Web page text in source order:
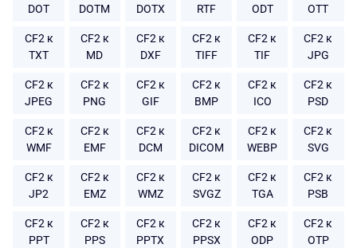
DOT
DOTM
DOTX
RTF
ODT
OTT
CF2 к
TXT
CF2 к
MD
CF2 к
DXF
CF2 к
TIFF
CF2 к
TIF
CF2 к
JPG
CF2 к
JPEG
CF2 к
PNG
CF2 к
GIF
CF2 к
BMP
CF2 к
ICO
CF2 к
PSD
CF2 к
WMF
CF2 к
EMF
CF2 к
DCM
CF2 к
DICOM
CF2 к
WEBP
CF2 к
SVG
CF2 к
JP2
CF2 к
EMZ
CF2 к
WMZ
CF2 к
SVGZ
CF2 к
TGA
CF2 к
PSB
CF2 к
PPT
CF2 к
PPS
CF2 к
PPTX
CF2 к
PPSX
CF2 к
ODP
CF2 к
OTP